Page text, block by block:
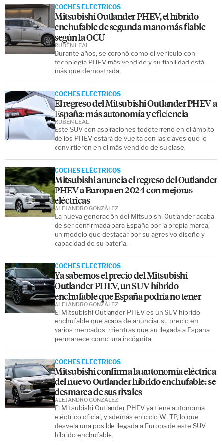
COCHES ELÉCTRICOS
Mitsubishi Outlander PHEV, el híbrido
enchufable de segunda mano más fiable
según la OCU
Durante años, se coronó como el vehículo con
tecnología PHEV más vendido y su fiabilidad está
más que demostrada.
RUBÉN LEAL
COCHES ELÉCTRICOS
El regreso del Mitsubishi Outlander PHEV a
España: más autonomía y eficiencia
Este SUV con aspiraciones todoterreno en el ámbito
de los PHEV estará de vuelta con las claves que lo
convirtieron en el más vendido de su clase.
RUBÉN LEAL
COCHES ELÉCTRICOS
Mitsubishi anuncia el regreso del Outlander
PHEV a Europa en 2024 con mejoras
eléctricas
La nueva generación del Mitsubishi Outlander acaba
de ser confirmada para España por la propia marca,
un modelo que destacar por su agresivo diseño y
capacidad de su batería.
ALEJANDRO GONZÁLEZ
COCHES ELÉCTRICOS
Ya sabemos el precio del Mitsubishi
Outlander PHEV, un SUV híbrido
enchufable que España podría no tener
El Mitsubishi Outlander PHEV es un SUV híbrido
enchufable que acaba de anunciar su precio en
varios mercados, mientras que su llegada a España
permanece como una incógnita.
ALEJANDRO GONZÁLEZ
COCHES ELÉCTRICOS
Mitsubishi confirma la autonomía eléctrica
del nuevo Outlander híbrido enchufable: se
desmarca de sus rivales
El Mitsubishi Outlander PHEV ya tiene autonomía
eléctrico oficial, y además en ciclo WLTP, lo que
desvela una posible llegada a Europa de este SUV
híbrido enchufable.
ALEJANDRO GONZÁLEZ